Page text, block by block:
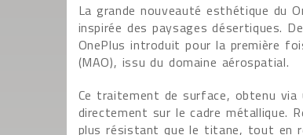
La grande nouveauté esthétique du
inspirée des paysages désertiques.
OnePlus introduit pour la première
(MAO), issu du domaine aérospatial.
Ce traitement de surface, obtenu via
directement sur le cadre métallique.
plus résistant que le titane, tout en